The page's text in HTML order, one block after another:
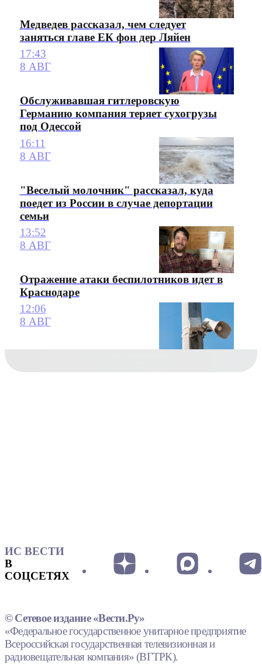
Медведев рассказал, чем следует
заняться главе ЕК фон дер Ляйен
17:43
8 АВГ
Обслуживавшая гитлеровскую
Германию компания теряет сухогрузы
под Одессой
16:11
8 АВГ
"Веселый молочник" рассказал, куда
поедет из России в случае депортации
семьи
13:52
8 АВГ
Отражение атаки беспилотников идет в
Краснодаре
12:06
8 АВГ
ИС ВЕСТИ
В
СОЦСЕТЯХ
© Сетевое издание «Вести.Ру»
«Федеральное государственное унитарное предприятие
Всероссийская государственная телевизионная и
радиовещательная компания» (ВГТРК).